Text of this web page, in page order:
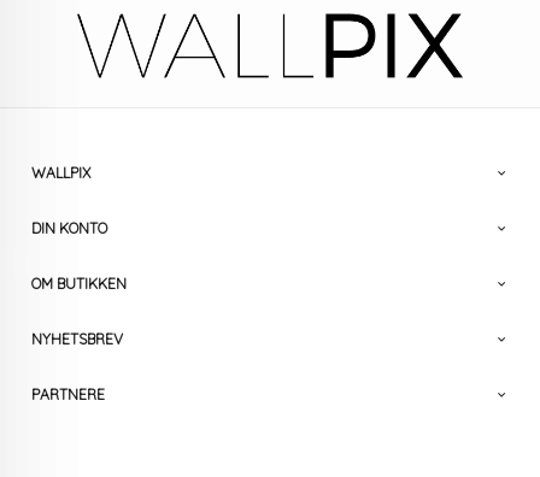
WALLPIX
DIN KONTO
OM BUTIKKEN
NYHETSBREV
PARTNERE